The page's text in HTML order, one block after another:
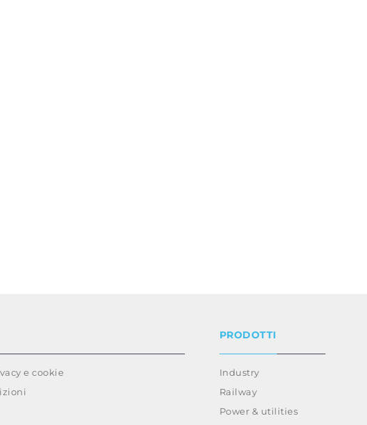
e cookie
PRODOTTI
Industry
Railway
Power & utilities